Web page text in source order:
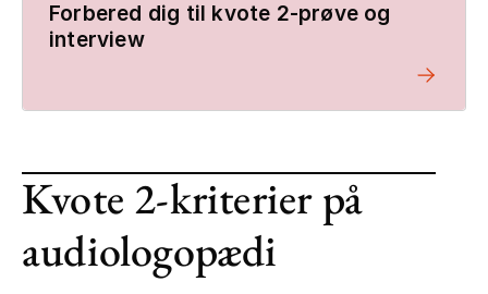
Forbered dig til kvote 2-prøve og
interview
Kvote 2-kriterier på
audiologopædi